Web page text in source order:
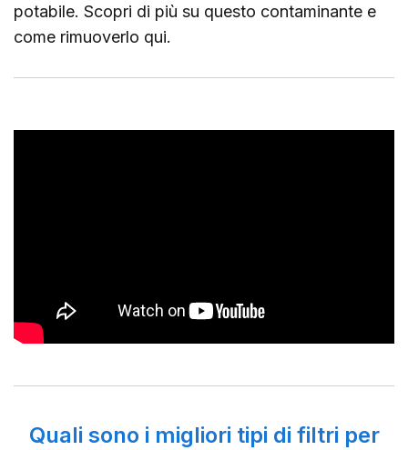
potabile. Scopri di più su questo contaminante e
come rimuoverlo qui.
Quali sono i migliori tipi di filtri per